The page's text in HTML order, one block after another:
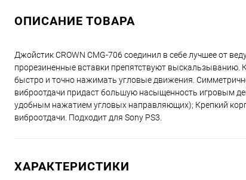
ОПИСАНИЕ ТОВАРА
Джойстик CROWN CMG-706 соединил в себе лучшее от
прорезиненные вставки препятствуют выскальзыванию.
быстро и точно нажимать угловые движения.
виброотдачи придаст большую насыщенность игровым
удобным нажатием угловых направляющих); Крепкий
виброотдачи. Подходит для Sony PS3.
ХАРАКТЕРИСТИКИ